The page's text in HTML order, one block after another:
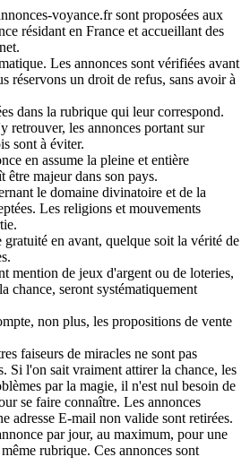
voyance.fr sont proposées aux
résidant en France et accueillant des
Les annonces sont vérifiées avant
réservons un droit de refus, sans avoir à
dans la rubrique qui leur correspond.
retrouver, les annonces portant sur
sont à éviter.
en assume la pleine et entière
être majeur dans son pays.
le domaine divinatoire et de la
Les religions et mouvements
gratuité en avant, quelque soit la vérité de
mention de jeux d'argent ou de loteries,
chance, seront systématiquement
non plus, les propositions de vente
faiseurs de miracles ne sont pas
Si l'on sait vraiment attirer la chance, les
par la magie, il n'est nul besoin de
se faire connaître. Les annonces
adresse E-mail non valide sont retirées.
par jour, au maximum, pour une
rubrique. Ces annonces sont